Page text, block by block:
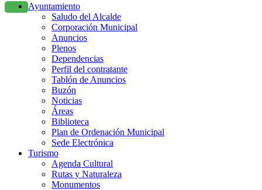
Ayuntamiento
Saludo del Alcalde
Corporación Municipal
Anuncios
Plenos
Dependencias
Perfil del contratante
Tablón de Anuncios
Buzón
Noticias
Áreas
Biblioteca
Plan de Ordenación Municipal
Sede Electrónica
Turismo
Agenda Cultural
Rutas y Naturaleza
Monumentos